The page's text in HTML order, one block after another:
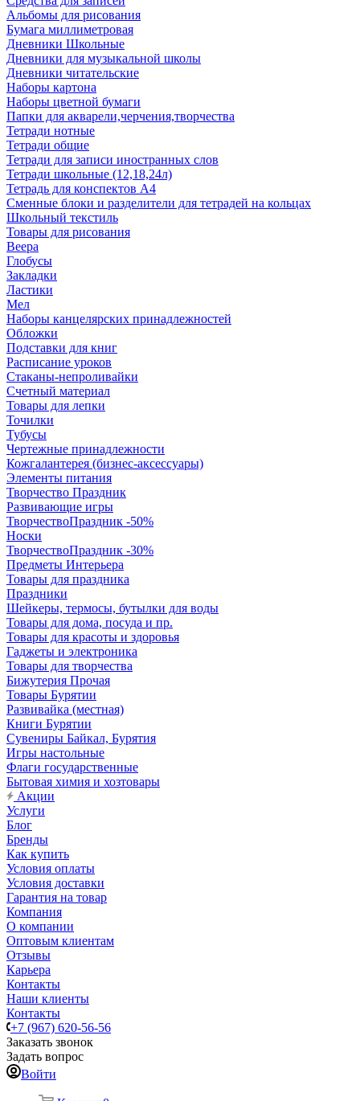
Альбомы для рисования
Бумага миллиметровая
Дневники Школьные
Дневники для музыкальной школы
Дневники читательские
Наборы картона
Наборы цветной бумаги
Папки для акварели,черчения,творчества
Тетради нотные
Тетради общие
Тетради для записи иностранных слов
Тетради школьные (12,18,24л)
Тетрадь для конспектов А4
Сменные блоки и разделители для тетрадей на кольцах
Школьный текстиль
Товары для рисования
Веера
Глобусы
Закладки
Ластики
Мел
Наборы канцелярских принадлежностей
Обложки
Подставки для книг
Расписание уроков
Стаканы-непроливайки
Счетный материал
Товары для лепки
Точилки
Тубусы
Чертежные принадлежности
Кожгалантерея (бизнес-аксессуары)
Элементы питания
Творчество Праздник
Развивающие игры
ТворчествоПраздник -50%
Носки
ТворчествоПраздник -30%
Предметы Интерьера
Товары для праздника
Праздники
Шейкеры, термосы, бутылки для воды
Товары для дома, посуда и пр.
Товары для красоты и здоровья
Гаджеты и электроника
Товары для творчества
Бижутерия Прочая
Товары Бурятии
Развивайка (местная)
Книги Бурятии
Сувениры Байкал, Бурятия
Игры настольные
Флаги государственные
Бытовая химия и хозтовары
Акции
Услуги
Блог
Бренды
Как купить
Условия оплаты
Условия доставки
Гарантия на товар
Компания
О компании
Оптовым клиентам
Отзывы
Карьера
Контакты
Наши клиенты
Контакты
+7 (967) 620-56-56
Заказать звонок
Задать вопрос
Войти